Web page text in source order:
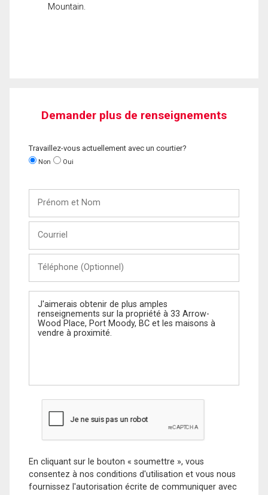
Mountain.
Demander plus de renseignements
Travaillez-vous actuellement avec un courtier?
Non Oui
Nom
(Optionnel)
Message
En cliquant sur le bouton « soumettre », vous
consentez à nos conditions d'utilisation et vous nous
fournissez l'autorisation écrite de communiquer avec